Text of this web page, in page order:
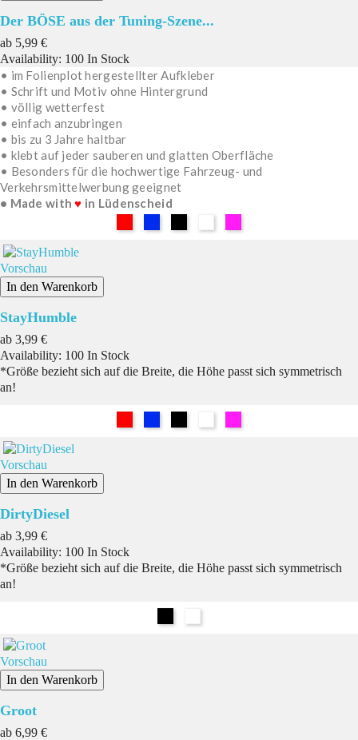
Der BÖSE aus der Tuning-Szene...
ab Preis
5,99 €
Availability: 100 In Stock
• im Folienplot hergestellter Aufkleber
• Schrift und Motiv ohne Hintergrund
• völlig wetterfest
• einfach anzubringen
• bis zu 3 Jahre haltbar
• klebt auf jeder sauberen und glatten Oberfläche
• Besonders für die hochwertige Fahrzeug- und
Verkehrsmittelwerbung geeignet
• Made with♥ in Lüdenscheid
Vorschau
In den Warenkorb
StayHumble
ab Preis
3,99 €
Availability: 100 In Stock
*Größe bezieht sich auf die Breite, die Höhe passt sich symmetrisch
an!
Vorschau
In den Warenkorb
DirtyDiesel
ab Preis
3,99 €
Availability: 100 In Stock
*Größe bezieht sich auf die Breite, die Höhe passt sich symmetrisch
an!
Vorschau
In den Warenkorb
Groot
ab Preis
6,99 €